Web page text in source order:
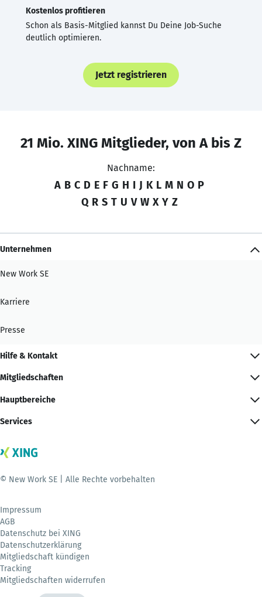
Kostenlos profitieren
Schon als Basis-Mitglied kannst Du Deine Job-Suche
deutlich optimieren.
Jetzt registrieren
21 Mio. XING Mitglieder, von A bis Z
Nachname:
A B C D E F G H I J K L M N O P
Q R S T U V W X Y Z
Unternehmen
New Work SE
Karriere
Presse
Hilfe & Kontakt
Mitgliedschaften
Hauptbereiche
Services
© New Work SE | Alle Rechte vorbehalten
Impressum
AGB
Datenschutz bei XING
Datenschutzerklärung
Mitgliedschaft kündigen
Tracking
Mitgliedschaften widerrufen